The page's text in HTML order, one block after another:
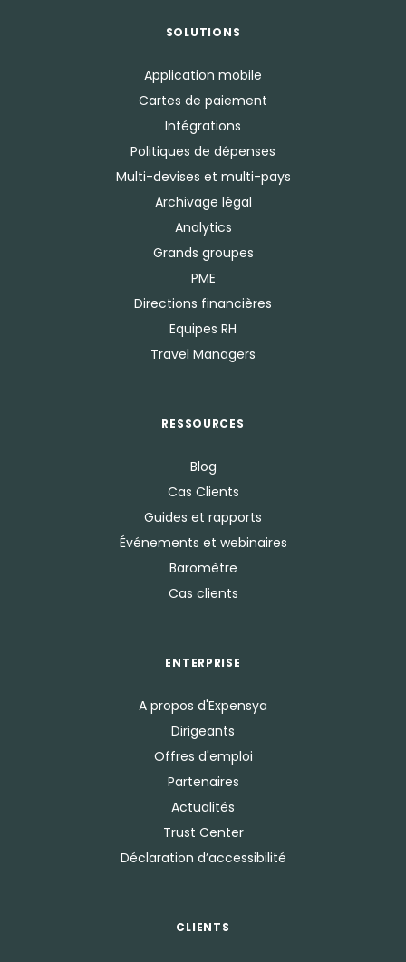
SOLUTIONS
Application mobile
Cartes de paiement
Intégrations
Politiques de dépenses
Multi-devises et multi-pays
Archivage légal
Analytics
Grands groupes
PME
Directions financières
Equipes RH
Travel Managers
RESSOURCES
Blog
Cas Clients
Guides et rapports
Événements et webinaires
Baromètre
Cas clients
ENTERPRISE
A propos d'Expensya
Dirigeants
Offres d'emploi
Partenaires
Actualités
Trust Center
Déclaration d’accessibilité
CLIENTS